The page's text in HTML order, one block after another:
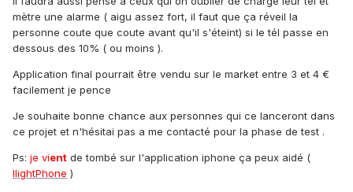
mètre une alarme ( aigu assez fort, il faut que ça réveil la
personne coute que coute avant qu'il s'éteint) si le tél passe en
dessous des 10% ( ou moins ).
Application final pourrait être vendu sur le market entre 3 et 4 €
facilement je pence
Je souhaite bonne chance aux personnes qui ce lanceront dans
ce projet et n'hésitai pas a me contacté pour la phase de test .
Ps: je vient de tombé sur l'application iphone ça peux aidé (
IlightPhone )